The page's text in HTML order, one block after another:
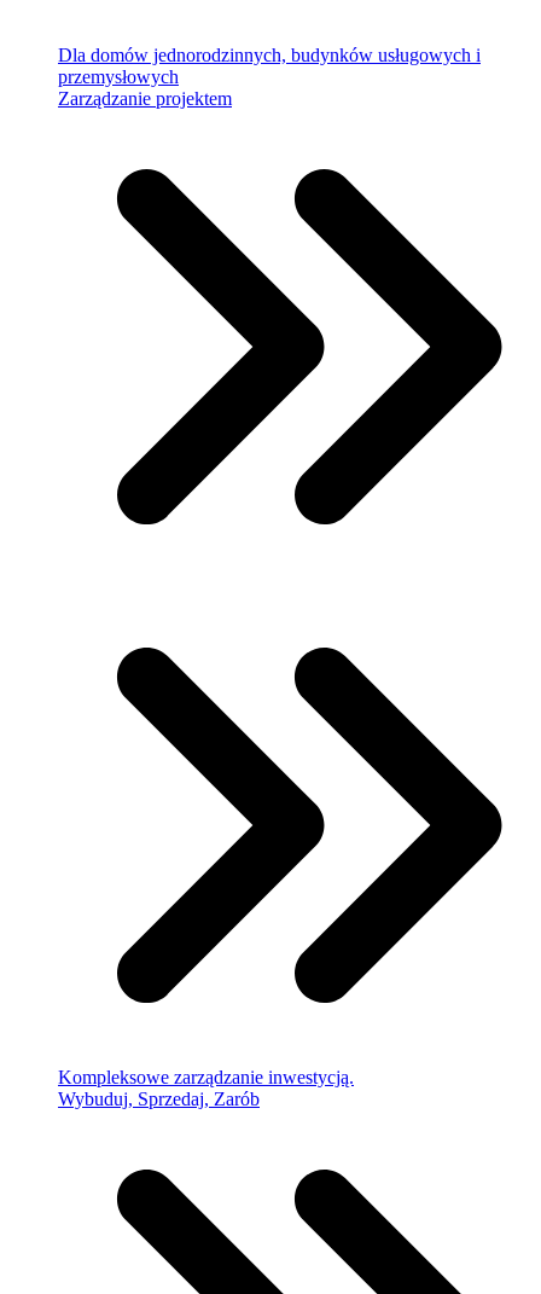
Dla domów jednorodzinnych, budynków usługowych i
przemysłowych
Zarządzanie projektem
Kompleksowe zarządzanie inwestycją.
Wybuduj, Sprzedaj, Zarób